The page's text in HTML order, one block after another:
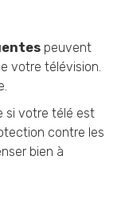
peuvent
votre télévision.
si votre télé est
contre les
bien à